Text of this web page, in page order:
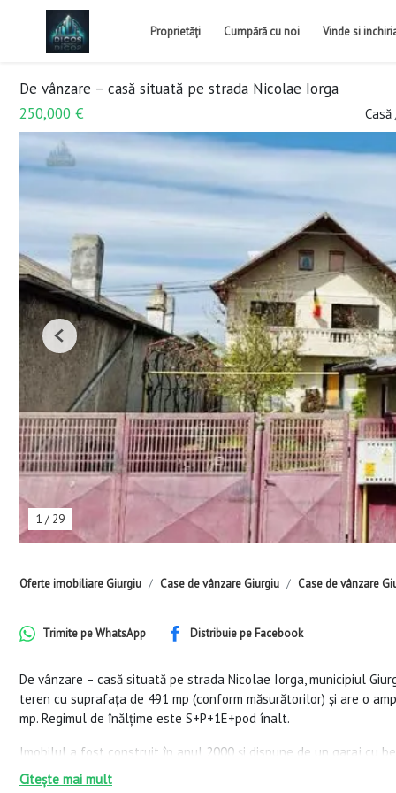
Proprietăți Cumpără cu noi Vinde si
De vânzare – casă situată pe strada Nicolae Iorga
250,000 €
1 / 29
Previous
Oferte imobiliare Giurgiu Case de vânzare Giurgiu Case de vânzare
Trimite peWhatsApp Distribuie pe Facebook
De vânzare – casă situată pe strada Nicolae Iorga, municipiul
teren cu suprafața de 491 mp (conform măsurătorilor) și are o
mp. Regimul de înălțime este S+P+1E+pod înalt.
Imobilul a fost construit în anul 2000 și dispune de un garaj cu
La parter se află un living spațios împărțit între zona de relaxare
Citește mai mult